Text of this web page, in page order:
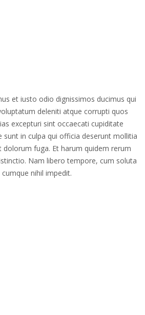
et iusto odio dignissimos ducimus qui
deleniti atque corrupti quos
excepturi sint occaecati cupiditate
sunt in culpa qui officia deserunt mollitia
dolorum fuga. Et harum quidem rerum
Nam libero tempore, cum soluta
nihil impedit.